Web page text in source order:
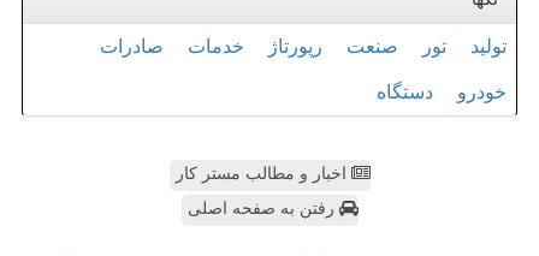
تولید تور صنعت رپورتاژ خدمات صادرات
خودرو دستگاه
اخبار و مطالب مستر کار
رفتن به صفحه اصلی